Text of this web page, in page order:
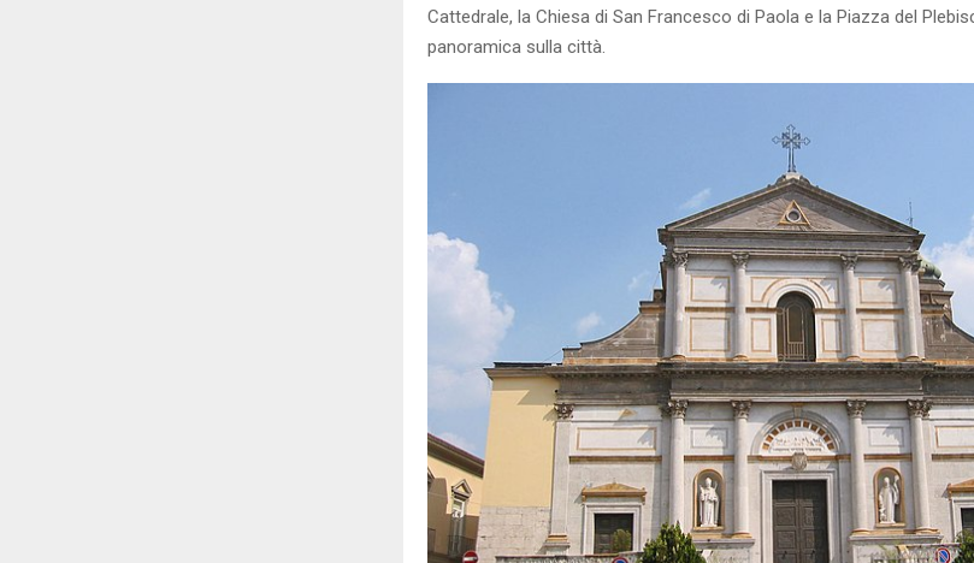
Cattedrale, la Chiesa di San Francesco di Paola e la Piazza del
panoramica sulla città.